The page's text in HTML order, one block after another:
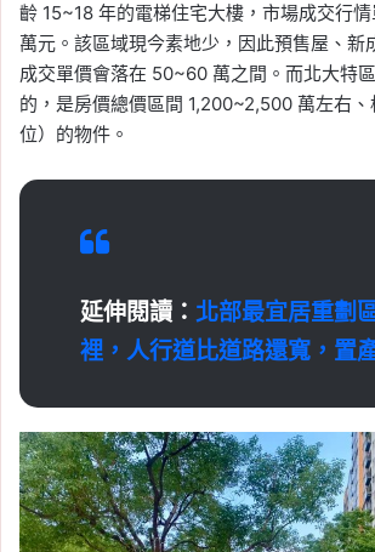
齡 15~18 年的電梯住宅大樓，市場成交行
萬元。該區域現今素地少，因此預售屋、新
成交單價會落在 50~60 萬之間。而北大特
的，是房價總價區間 1,200~2,500 萬左右
位）的物件。
延伸閱讀： 北部最宜居重劃
裡，人行道比道路還寬，置